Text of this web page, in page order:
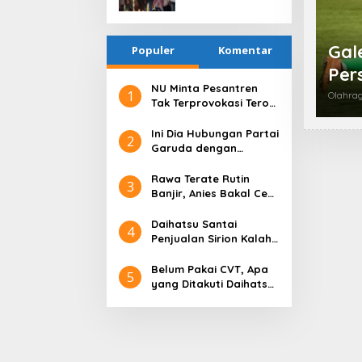
Agung Nugroho*
Rumah Layak
Huni untuk
Kusnul Kulup
Populer Komentar
1
NU Minta Pesantren
Tak Terprovokasi Teror
2
Ini Dia Hubungan Partai
Garuda dengan
3
Rawa Terate Rutin
Banjir, Anies Bakal Cek
4
Daihatsu Santai
Penjualan Sirion Kalah
5
Belum Pakai CVT, Apa
yang Ditakuti Daihatsu